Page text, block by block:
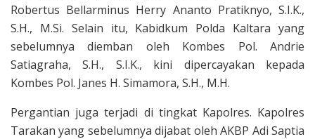
Robertus Bellarminus Herry Ananto Pratiknyo, S.I.K.,
S.H., M.Si. Selain itu, Kabidkum Polda Kaltara yang
sebelumnya diemban oleh Kombes Pol. Andrie
Satiagraha, S.H., S.I.K., kini dipercayakan kepada
Kombes Pol. Janes H. Simamora, S.H., M.H.
Pergantian juga terjadi di tingkat Kapolres. Kapolres
Tarakan yang sebelumnya dijabat oleh AKBP Adi Saptia